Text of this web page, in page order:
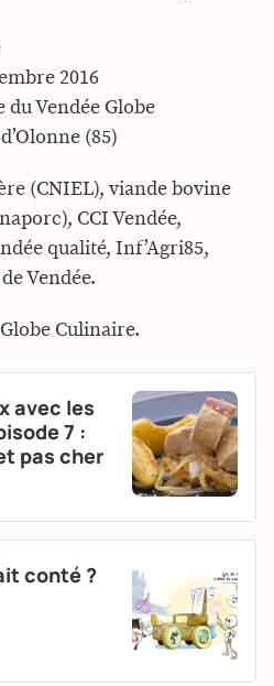
2016
du Vendée Globe
(85)
(CNIEL), viande bovine
CCI Vendée,
qualité, Inf’Agri85,
Vendée.
Culinaire.
avec les
7 :
pas cher
conté ?